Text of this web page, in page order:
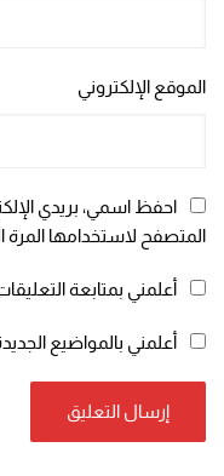
الموقع الإلكتروني
احفظ اسمي، بريدي
المتصفح لاستخدامها المرة
أعلمني بمتابعة
أعلمني بالمواضيع